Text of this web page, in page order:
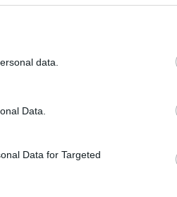
data.
Data.
Data for Targeted
2-5 milioni 29.20.00
2-5 milioni